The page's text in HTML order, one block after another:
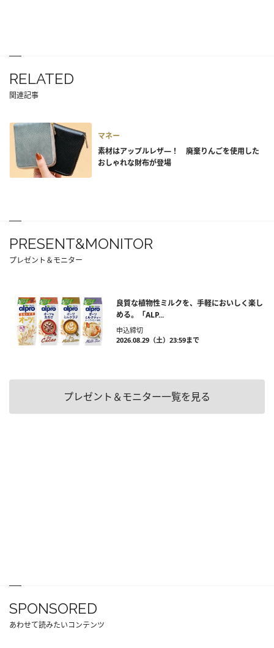
RELATED
関連記事
マネー
素材はアップルレザ―！ 廃棄りんごを使用した
おしゃれな財布が登場
PRESENT&MONITOR
プレゼント＆モニター
良質な植物性ミルクを、手軽においしく楽し
める。「ALP...
申込締切
2026.08.29（土）23:59まで
プレゼント＆モニター一覧を見る
SPONSORED
あわせて読みたいコンテンツ